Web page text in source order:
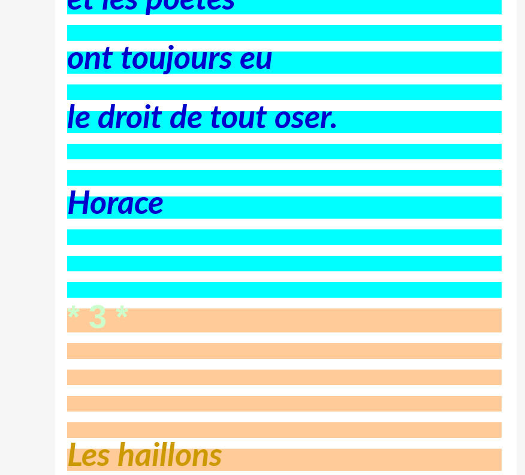
ont toujours eu
le droit de tout oser.
Horace
* 3 *
Les haillons